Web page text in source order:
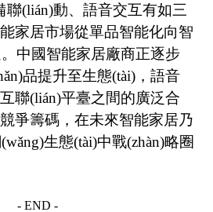
聯(lián)動、語音交互有如三
家居市場從單品智能化向智
。中國智能家居廠商正逐步
品提升至生態(tài)，語音
聯(lián)平臺之間的廣泛合
爭籌碼，在未來智能家居乃
生態(tài)中戰(zhàn)略圈
- END -